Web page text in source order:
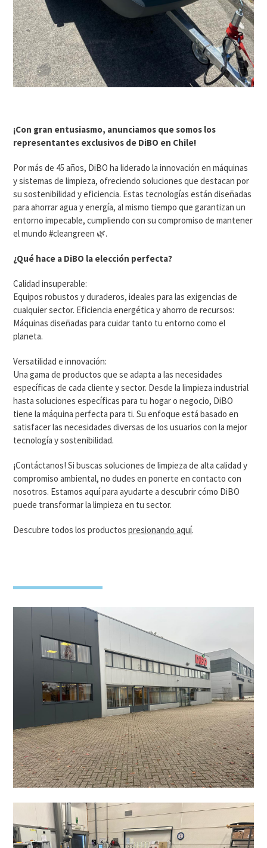
¡Con gran entusiasmo, anunciamos que somos los
representantes exclusivos de DiBO en Chile!
Por más de 45 años, DiBO ha liderado la innovación en máquinas
y sistemas de limpieza, ofreciendo soluciones que destacan por
su sostenibilidad y eficiencia. Estas tecnologías están diseñadas
para ahorrar agua y energía, al mismo tiempo que garantizan un
entorno impecable, cumpliendo con su compromiso de mantener
el mundo #cleangreen 🌿.
¿Qué hace a DiBO la elección perfecta?
Calidad insuperable:
Equipos robustos y duraderos, ideales para las exigencias de
cualquier sector. Eficiencia energética y ahorro de recursos:
Máquinas diseñadas para cuidar tanto tu entorno como el
planeta.
Versatilidad e innovación:
Una gama de productos que se adapta a las necesidades
específicas de cada cliente y sector. Desde la limpieza industrial
hasta soluciones específicas para tu hogar o negocio, DiBO
tiene la máquina perfecta para ti. Su enfoque está basado en
satisfacer las necesidades diversas de los usuarios con la mejor
tecnología y sostenibilidad.
¡Contáctanos! Si buscas soluciones de limpieza de alta calidad y
compromiso ambiental, no dudes en ponerte en contacto con
nosotros. Estamos aquí para ayudarte a descubrir cómo DiBO
puede transformar la limpieza en tu sector.
Descubre todos los productospresionando aquí.